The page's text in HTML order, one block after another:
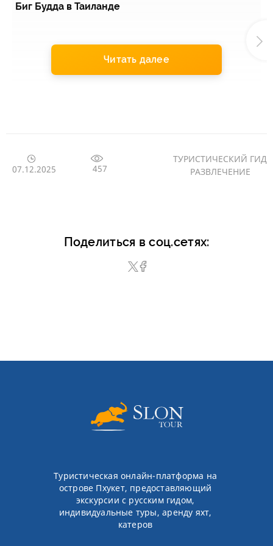
Биг Будда в Таиланде
Читать далее
07.12.2025 457
ТУРИСТИЧЕСКИЙ ГИД
РАЗВЛЕЧЕНИЕ
Поделиться в соц.сетях:
Туристическая онлайн-платформа на
острове Пхукет, предоставляющий
экскурсии с русским гидом,
индивидуальные туры, аренду яхт,
катеров